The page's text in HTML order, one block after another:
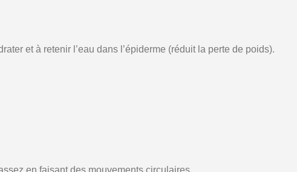
et à retenir l’eau dans l’épiderme (réduit la perte de poids).
en faisant des mouvements circulaires.